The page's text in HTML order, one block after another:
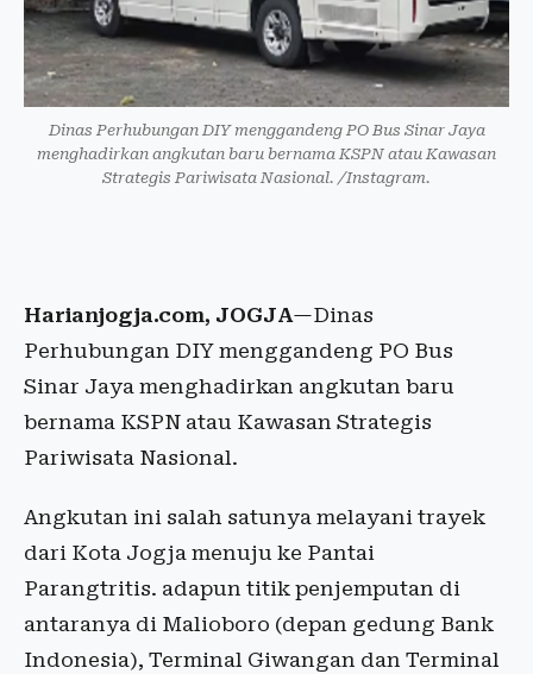
Dinas Perhubungan DIY menggandeng PO Bus Sinar Jaya
menghadirkan angkutan baru bernama KSPN atau Kawasan
Strategis Pariwisata Nasional. /Instagram.
Harianjogja.com, JOGJA—Dinas
Perhubungan DIY menggandeng PO Bus
Sinar Jaya menghadirkan angkutan baru
bernama KSPN atau Kawasan Strategis
Pariwisata Nasional.
Angkutan ini salah satunya melayani trayek
dari Kota Jogja menuju ke Pantai
Parangtritis. adapun titik penjemputan di
antaranya di Malioboro (depan gedung Bank
Indonesia), Terminal Giwangan dan Terminal